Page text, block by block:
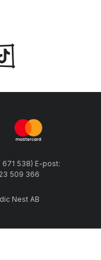
538) E-post:
509 366
Nest AB